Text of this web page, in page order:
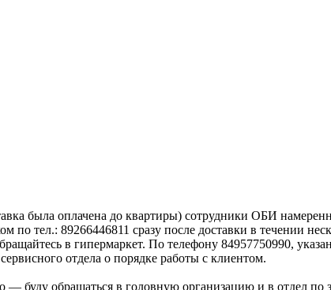
была оплачена до квартиры) сотрудники ОБИ
тел.: 89266446811 сразу после доставки в течении
в гипермаркет. По телефону 84957750990,
отдела о порядке работы с клиентом.
— буду обращаться в головную организацию и в отдел по